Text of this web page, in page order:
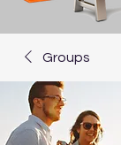
Groups